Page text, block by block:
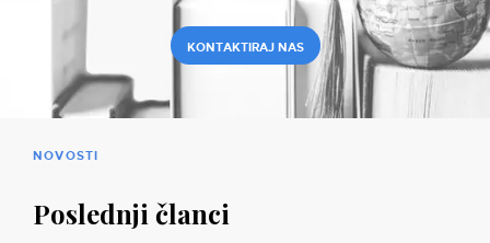
KONTAKTIRAJ NAS
NOVOSTI
Poslednji članci